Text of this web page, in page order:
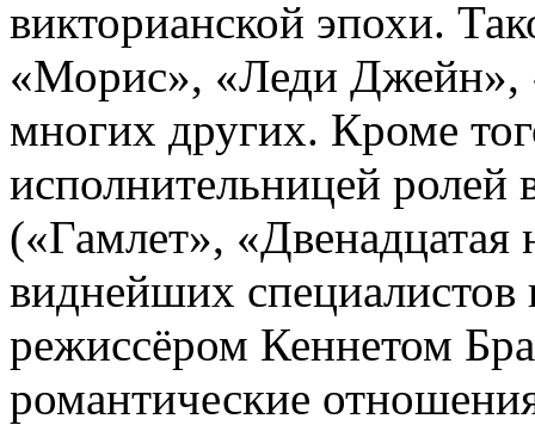
викторианской эпохи.
«Морис», «Леди Джейн»,
многих других. Кроме
исполнительницей ролей
(«Гамлет», «Двенадцатая
виднейших
режиссёром Кеннетом
романтические